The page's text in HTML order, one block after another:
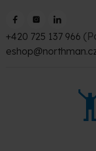
+420 725 137 966